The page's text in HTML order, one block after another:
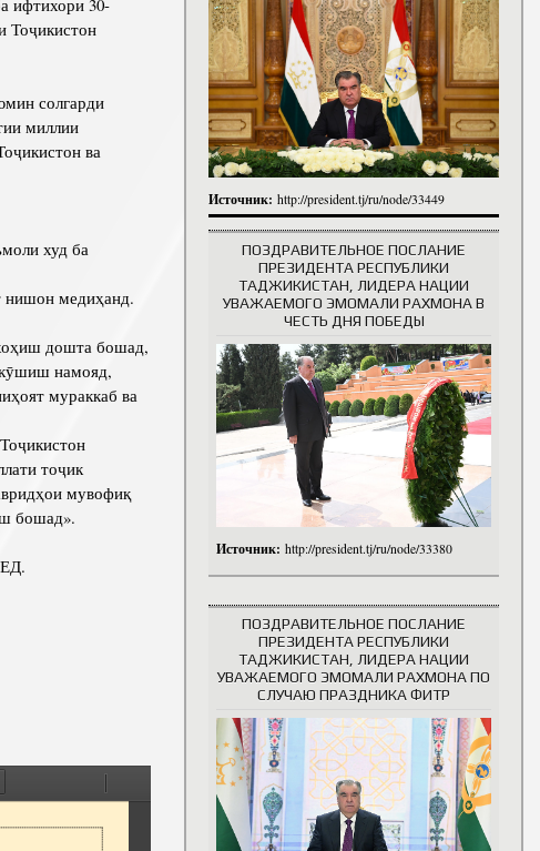
Института
Института
История руководителей
Тоҷикистон
солгарди
миллии
ва
худ ба
нишон медиҳанд.
дошта бошад,
кӯшиш намояд,
мураккаб ва
тоҷик
мувофиқ
бошад».
Источник: http://president.tj/ru/node/33449
ПОЗДРАВИТЕЛЬНОЕ ПОСЛАНИЕ
ПРЕЗИДЕНТА РЕСПУБЛИКИ
ТАДЖИКИСТАН, ЛИДЕРА НАЦИИ
УВАЖАЕМОГО ЭМОМАЛИ РАХМОНА В
ЧЕСТЬ ДНЯ ПОБЕДЫ
Источник: http://president.tj/ru/node/33380
ПОЗДРАВИТЕЛЬНОЕ ПОСЛАНИЕ
ПРЕЗИДЕНТА РЕСПУБЛИКИ
ТАДЖИКИСТАН, ЛИДЕРА НАЦИИ
УВАЖАЕМОГО ЭМОМАЛИ РАХМОНА ПО
СЛУЧАЮ ПРАЗДНИКА ФИТР